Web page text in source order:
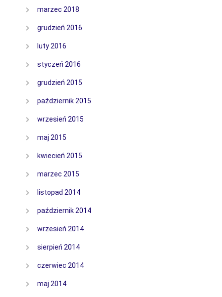
marzec 2018
grudzień 2016
luty 2016
styczeń 2016
grudzień 2015
październik 2015
wrzesień 2015
maj 2015
kwiecień 2015
marzec 2015
listopad 2014
październik 2014
wrzesień 2014
sierpień 2014
czerwiec 2014
maj 2014